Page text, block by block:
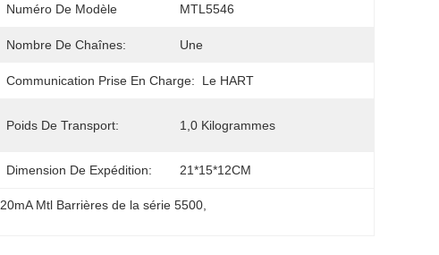
Numéro De Modèle MTL5546
Nombre De Chaînes: Une
Communication Prise En Charge: Le HART
Poids De Transport: 1,0 Kilogrammes
Dimension De Expédition: 21*15*12CM
20mA Mtl Barrières de la série 5500